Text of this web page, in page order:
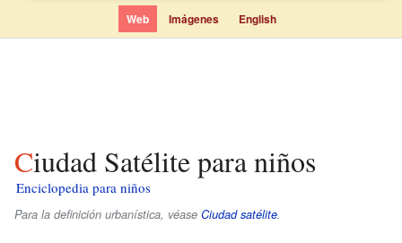
Web Imágenes English
Ciudad Satélite para niños
Enciclopedia para niños
Para la definición urbanística, véase Ciudad satélite.